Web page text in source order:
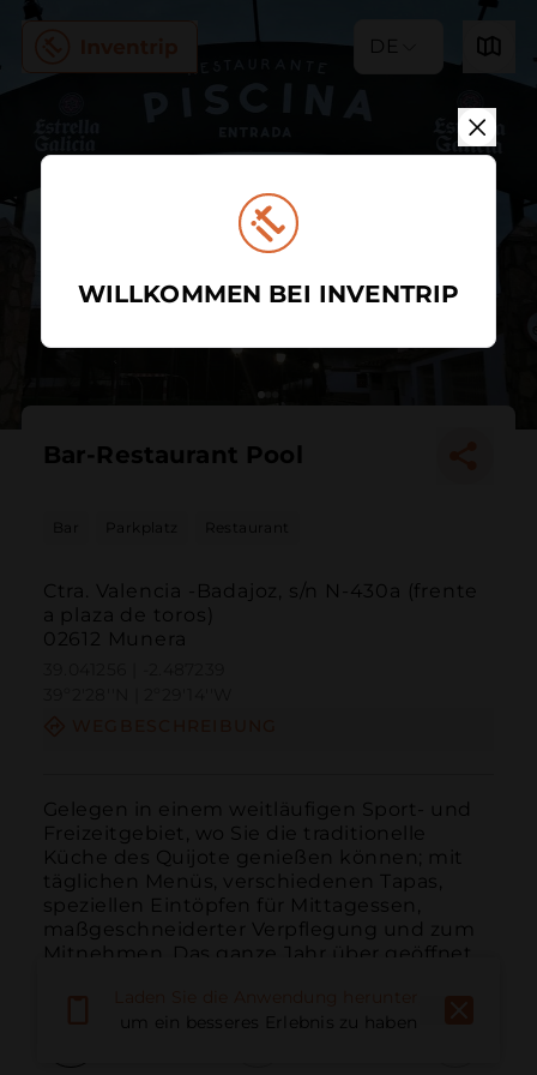
DE
Bar-Restaurant Pool
Bar Parkplatz Restaurant
Ctra. Valencia -Badajoz, s/n N-430a (frente
a plaza de toros)
02612 Munera
Gelegen in einem weitläufigen Sport- und
Freizeitgebiet, wo Sie die traditionelle
Küche des Quijote genießen können; mit
täglichen Menüs, verschiedenen Tapas,
speziellen Eintöpfen für Mittagessen,
maßgeschneiderter Verpflegung und zum
Mitnehmen. Das ganze Jahr über geöffnet.
um ein besseres Erlebnis zu haben
WILLKOMMEN BEI INVENTRIP